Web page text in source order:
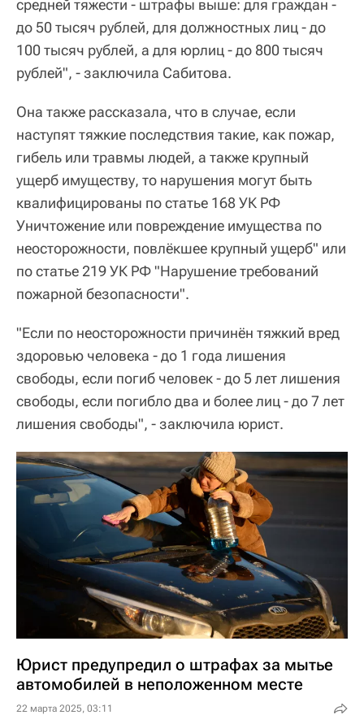
средней тяжести - штрафы выше: для граждан -
до 50 тысяч рублей, для должностных лиц - до
100 тысяч рублей, а для юрлиц - до 800 тысяч
рублей", - заключила Сабитова.
Она также рассказала, что в случае, если
наступят тяжкие последствия такие, как пожар,
гибель или травмы людей, а также крупный
ущерб имуществу, то нарушения могут быть
квалифицированы по статье 168 УК РФ
Уничтожение или повреждение имущества по
неосторожности, повлёкшее крупный ущерб" или
по статье 219 УК РФ "Нарушение требований
пожарной безопасности".
"Если по неосторожности причинён тяжкий вред
здоровью человека - до 1 года лишения
свободы, если погиб человек - до 5 лет лишения
свободы, если погибло два и более лиц - до 7 лет
лишения свободы", - заключила юрист.
Юрист предупредил о штрафах за мытье
автомобилей в неположенном месте
22 марта 2025, 03:11